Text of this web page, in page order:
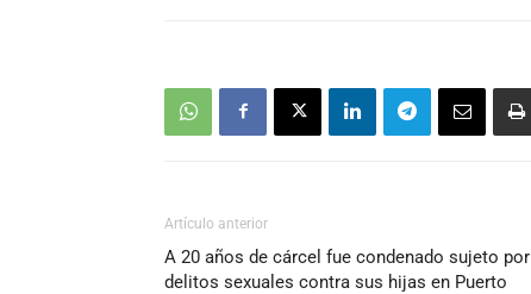
Artículo anterior
A 20 años de cárcel fue condenado sujeto por
delitos sexuales contra sus hijas en Puerto